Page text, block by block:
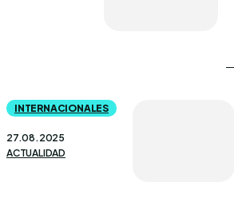
INTERNACIONALES
27.08.2025
ACTUALIDAD